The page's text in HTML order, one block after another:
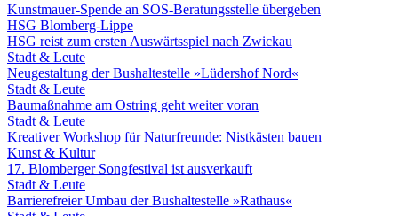
Kunstmauer-Spende an SOS-Beratungsstelle übergeben
HSG Blomberg-Lippe
HSG reist zum ersten Auswärtsspiel nach Zwickau
Stadt & Leute
Neugestaltung der Bushaltestelle »Lüdershof Nord«
Stadt & Leute
Baumaßnahme am Ostring geht weiter voran
Stadt & Leute
Kreativer Workshop für Naturfreunde: Nistkästen bauen
Kunst & Kultur
17. Blomberger Songfestival ist ausverkauft
Stadt & Leute
Barrierefreier Umbau der Bushaltestelle »Rathaus«